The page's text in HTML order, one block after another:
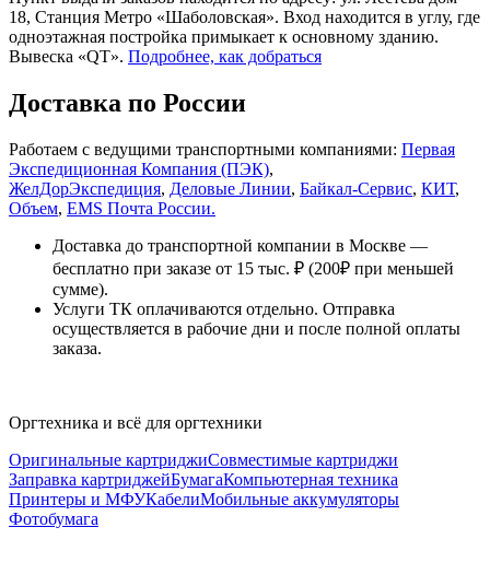
18, Станция Метро «Шаболовская». Вход находится в углу, где
одноэтажная постройка примыкает к основному зданию.
Вывеска «QT». Подробнее, как добраться
Доставка по России
Работаем с ведущими транспортными компаниями: Первая
Экспедиционная Компания (ПЭК),
ЖелДорЭкспедиция, Деловые Линии, Байкал-Сервис, КИТ,
Объем, EMS Почта России.
Доставка до транспортной компании в Москве —
бесплатно при заказе от 15 тыс. ₽ (200₽ при меньшей
сумме).
Услуги ТК оплачиваются отдельно. Отправка
осуществляется в рабочие дни и после полной оплаты
заказа.
Оргтехника и всё для оргтехники
Оригинальные картриджиСовместимые картриджи
Заправка картриджейБумагаКомпьютерная техника
Принтеры и МФУКабелиМобильные аккумуляторы
Фотобумага